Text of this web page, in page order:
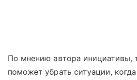
По мнению автора инициативы,
поможет убрать ситуации,